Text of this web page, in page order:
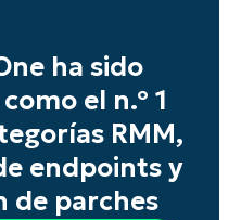
ha sido
el n.º 1
RMM,
endpoints y
de parches